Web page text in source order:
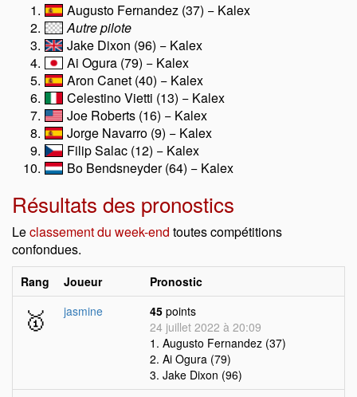
Augusto Fernandez (37) − Kalex
Autre pilote
Jake Dixon (96) − Kalex
Ai Ogura (79) − Kalex
Aron Canet (40) − Kalex
Celestino Vietti (13) − Kalex
Joe Roberts (16) − Kalex
Jorge Navarro (9) − Kalex
Filip Salac (12) − Kalex
Bo Bendsneyder (64) − Kalex
Résultats des pronostics
Leclassement du week-end toutes compétitions
confondues.
Rang Joueur Pronostic
🥇 jasmine 45 points
24 juillet 2022 à 20:09
1. Augusto Fernandez (37)
2. Ai Ogura (79)
3. Jake Dixon (96)